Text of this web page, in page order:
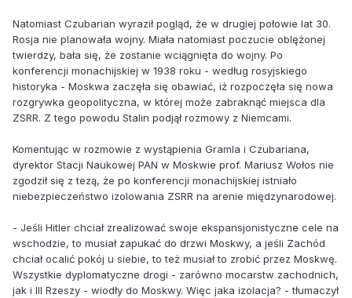
Natomiast Czubarian wyraził pogląd, że w drugiej połowie lat 30.
Rosja nie planowała wojny. Miała natomiast poczucie oblężonej
twierdzy, bała się, że zostanie wciągnięta do wojny. Po
konferencji monachijskiej w 1938 roku - według rosyjskiego
historyka - Moskwa zaczęła się obawiać, iż rozpoczęła się nowa
rozgrywka geopolityczna, w której może zabraknąć miejsca dla
ZSRR. Z tego powodu Stalin podjął rozmowy z Niemcami.
Komentując w rozmowie z wystąpienia Gramla i Czubariana,
dyrektor Stacji Naukowej PAN w Moskwie prof. Mariusz Wołos nie
zgodził się z tezą, że po konferencji monachijskiej istniało
niebezpieczeństwo izolowania ZSRR na arenie międzynarodowej.
- Jeśli Hitler chciał zrealizować swoje ekspansjonistyczne cele na
wschodzie, to musiał zapukać do drzwi Moskwy, a jeśli Zachód
chciał ocalić pokój u siebie, to też musiał to zrobić przez Moskwę.
Wszystkie dyplomatyczne drogi - zarówno mocarstw zachodnich,
jak i III Rzeszy - wiodły do Moskwy. Więc jaka izolacja? - tłumaczył